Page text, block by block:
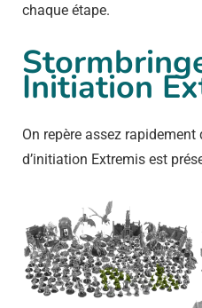
chaque étape.
Initiation
On repère assez
d’initiation Extremis est